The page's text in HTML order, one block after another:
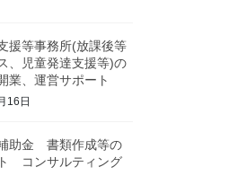
援等事務所(放課後等
、児童発達支援等)の
業、運営サポート
16日
助金 書類作成等の
コンサルティング